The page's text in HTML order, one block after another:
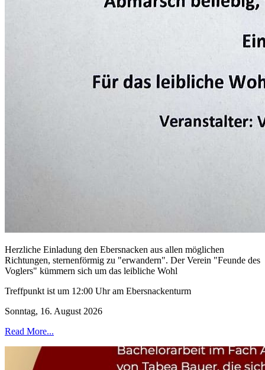
Herzliche Einladung den Ebersnacken aus allen möglichen
Richtungen, sternenförmig zu "erwandern". Der Verein "Feunde des
Voglers" kümmern sich um das leibliche Wohl
Treffpunkt ist um 12:00 Uhr am Ebersnackenturm
Sonntag, 16. August 2026
Read More...